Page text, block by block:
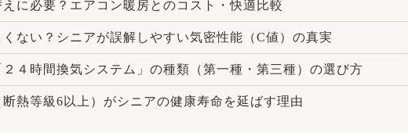
に必要？エアコン暖房とのコスト・快適比較
くない？シニアが誤解しやすい気密性能（C値）の真実
４時間換気システム」の種類（第一種・第三種）の選び方
熱等級6以上）がシニアの健康寿命を延ばす理由